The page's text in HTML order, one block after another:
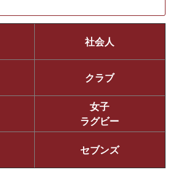
社会人
クラブ
女子
ラグビー
セブンズ